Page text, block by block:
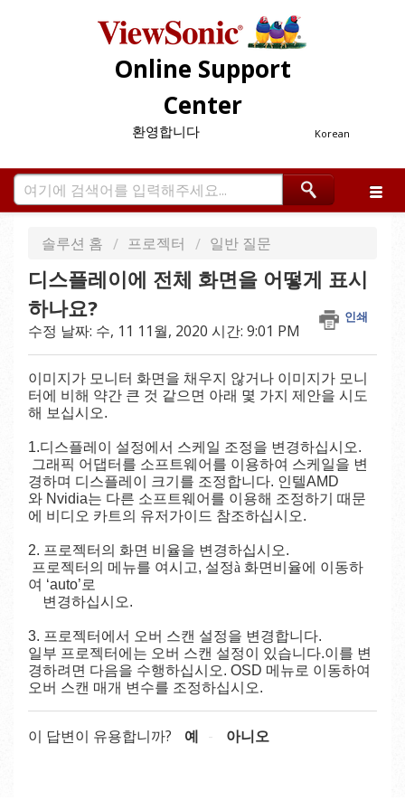
Online Support
Center
Korean
환영합니다
솔루션 홈 프로젝터 일반 질문
디스플레이에 전체 화면을 어떻게 표시
하나요?
인쇄
수정 날짜: 수, 11 11월, 2020 시간: 9:01 PM
이미지가 모니터 화면을 채우지 않거나 이미지가 모니
터에 비해 약간 큰 것 같으면 아래 몇 가지 제안을 시도
해 보십시오.
1.디스플레이 설정에서 스케일 조정을 변경하십시오.
그래픽 어댑터를 소프트웨어를 이용하여 스케일을 변
경하며 디스플레이 크기를 조정합니다. 인텔AMD
와 Nvidia는 다른 소프트웨어를 이용해 조정하기
때문
에 비디오 카트의 유저가이드 참조하십시오.
2. 프로젝터의 화면 비율을 변경하십시오.
프로젝터의 메뉴를 여시고, 설정à 화면비율에 이동하
여 ‘auto’로
변경하십시오.
3. 프로젝터에서 오버 스캔 설정을 변경합니다.
일부 프로젝터에는 오버 스캔 설정이 있습니다.이를 변
경하려면 다음을 수행하십시오. OSD 메뉴로 이동하여
오버 스캔 매개 변수를 조정하십시오.
이 답변이 유용합니까? 예 아니오